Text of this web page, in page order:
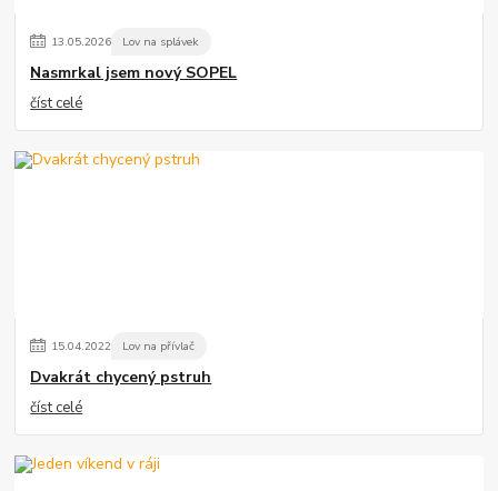
13.05.2026 Lov na splávek
Nasmrkal jsem nový SOPEL
číst celé
15.04.2022 Lov na přívlač
Dvakrát chycený pstruh
číst celé